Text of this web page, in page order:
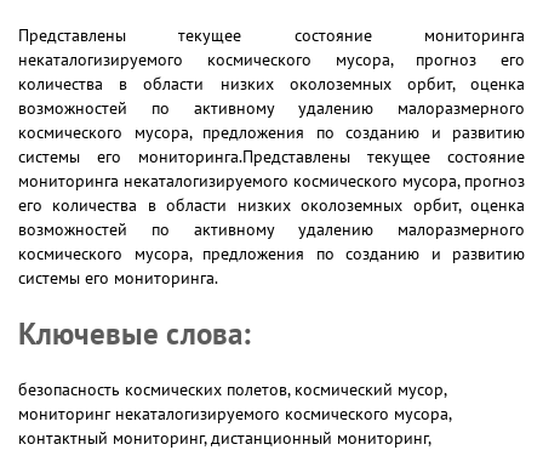
Представлены текущее состояние мониторинга
некаталогизируемого космического мусора, прогноз его
количества в области низких околоземных орбит, оценка
возможностей по активному удалению малоразмерного
космического мусора, предложения по созданию и развитию
системы его мониторинга.Представлены текущее состояние
мониторинга некаталогизируемого космического мусора, прогноз
его количества в области низких околоземных орбит, оценка
возможностей по активному удалению малоразмерного
космического мусора, предложения по созданию и развитию
системы его мониторинга.
Ключевые слова:
безопасность космических полетов, космический мусор,
мониторинг некаталогизируемого космического мусора,
контактный мониторинг, дистанционный мониторинг,